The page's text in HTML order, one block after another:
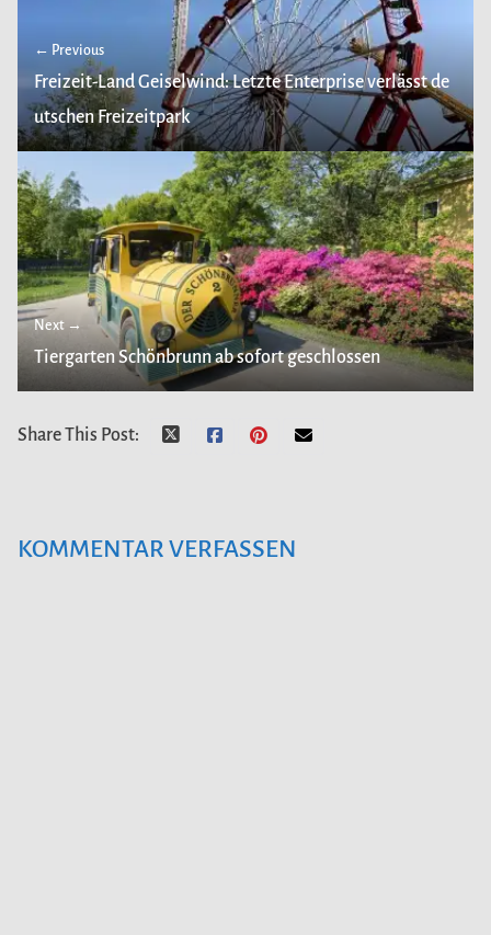
← Previous
Freizeit-Land Geiselwind: Letzte Enterprise verlässt de
utschen Freizeitpark
Next →
Tiergarten Schönbrunn ab sofort geschlossen
Share This Post:
KOMMENTAR VERFASSEN